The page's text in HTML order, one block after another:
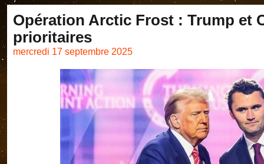
Opération Arctic Frost : Trump et
prioritaires
mercredi 17 septembre 2025